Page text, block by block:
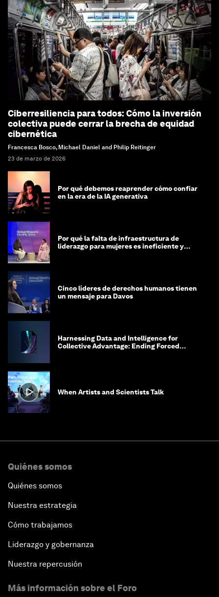
Ciberresiliencia para todos: Cómo la inversión
colectiva puede cerrar la brecha de equidad
cibernética
Francesca Bosco, Michael Daniel and Philip Reitinger
23 de marzo de 2026
Por qué debemos reaprender cómo confiar
en la era de la IA generativa
Por qué la falta de infraestructura de
liderazgo para mujeres es ineficiente y
Cinco líderes de derechos humanos tienen
un mensaje para Davos
Harnessing Data and Intelligence for
Collective Advantage: Ending Forced
When Artists and Scientists Talk
Quiénes somos
Quiénes somos
Nuestra estrategia
Cómo trabajamos
Liderazgo y gobernanza
Nuestra repercusión
Más información sobre el Foro